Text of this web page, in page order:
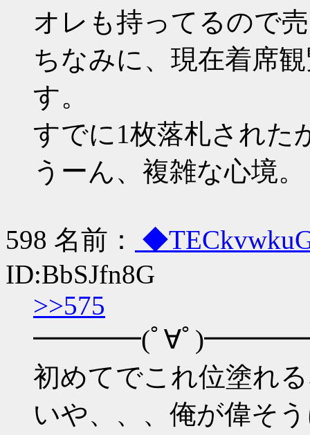
オレも持ってるので
ちなみに、現在着席
す。
すでに1枚落札された
うーん、複雑な心境。
598 名前：
ID:BbSJfn8G
>>575
━━━━(ﾟ∀ﾟ)━━━━
初めてでこれ位塗れ
いや、、、俺が偉そ